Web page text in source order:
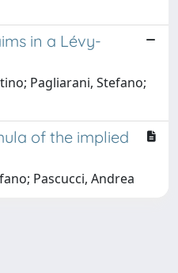
in a Lévy-
Pagliarani, Stefano;
of the implied
Pascucci, Andrea